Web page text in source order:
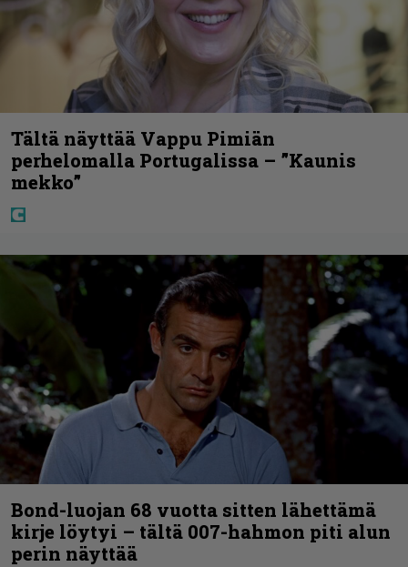
Tältä näyttää Vappu Pimiän
perhelomalla Portugalissa – ”Kaunis
mekko”
Bond-luojan 68 vuotta sitten lähettämä
kirje löytyi – tältä 007-hahmon piti alun
perin näyttää